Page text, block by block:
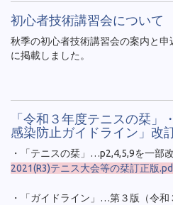
初心者技術講習会について
秋季の初心者技術講習会の案内と申
に掲載しました。
「令和３年度テニスの栞」
感染防止ガイドライン」改
・「テニスの栞」…p2,4,5,9を一部
2021(R3)テニス大会等の栞訂正版
・「ガイドライン」…第３版（令和